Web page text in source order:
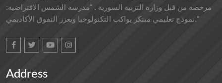
مرخصة من قبل وزارة التربية السورية . "مدرسة الشمس الافتراضية:
نموذج تعليمي مبتكر يواكب التكنولوجيا ويعزز التفوق الأكاديمي."
Address